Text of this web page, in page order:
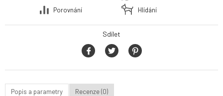
Porovnání
Hlídání
Sdílet
Popis a parametry Recenze (0)